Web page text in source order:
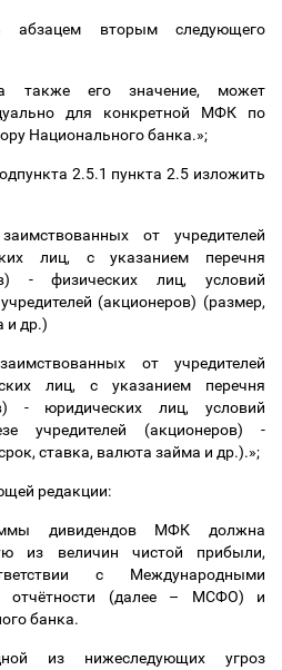
абзацем вторым следующего
также его значение, может
для конкретной МФК по
Национального банка.»;
2.5.1 пункта 2.5 изложить
от учредителей
лиц, с указанием перечня
- физических лиц, условий
(акционеров) (размер,
и др.)
от учредителей
лиц, с указанием перечня
- юридических лиц, условий
учредителей (акционеров) -
ставка, валюта займа и др.).»;
редакции:
дивидендов МФК должна
из величин чистой прибыли,
с Международными
отчётности (далее – МСФО) и
банка.
из нижеследующих угроз